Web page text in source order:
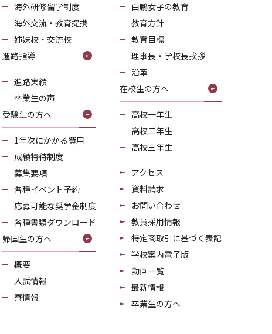
海外研修留学制度
海外交流・教育提携
姉妹校・交流校
進路指導
進路実績
卒業生の声
受験生の方へ
1年次にかかる費用
成績特待制度
募集要項
各種イベント予約
応募可能な奨学金制度
各種書類ダウンロード
帰国生の方へ
概要
入試情報
寮情報
白鵬女子の教育
教育方針
教育目標
理事長・学校長挨拶
沿革
在校生の方へ
高校一年生
高校二年生
高校三年生
アクセス
資料請求
お問い合わせ
教員採用情報
特定商取引に基づく表記
学校案内電子版
動画一覧
最新情報
卒業生の方へ